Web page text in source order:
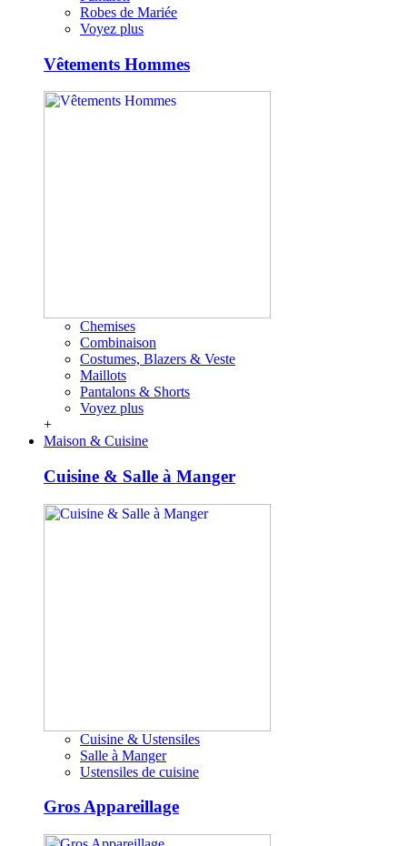
Robes de Mariée
Voyez plus
Vêtements Hommes
Chemises
Combinaison
Costumes, Blazers & Veste
Maillots
Pantalons & Shorts
Voyez plus
+
Maison & Cuisine
Cuisine & Salle à Manger
Cuisine & Ustensiles
Salle à Manger
Ustensiles de cuisine
Gros Appareillage